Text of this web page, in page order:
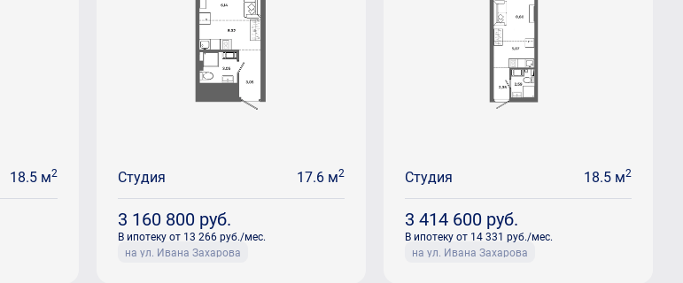
18.5 м2 Студия 17.6 м2
3 160 800 руб.
В ипотеку от 13 266 руб./мес.
на ул. Ивана Захарова
Студия 18.5 м2
3 414 600 руб.
В ипотеку от 14 331 руб./мес.
на ул. Ивана Захарова